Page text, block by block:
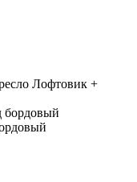
Лофтовик +